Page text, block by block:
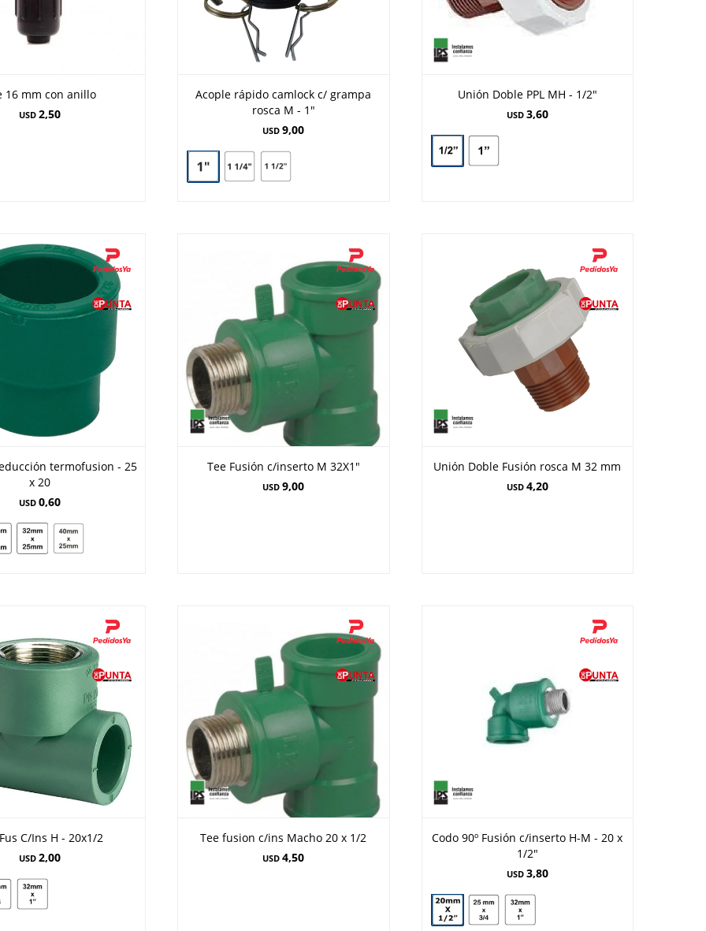
16 mm con anillo
USD 2,50
Acople rápido camlock c/ grampa
rosca M - 1"
USD 9,00
Unión Doble PPL MH - 1/2"
USD 3,60
termofusion - 25
x 20
USD 0,60
Tee Fusión c/inserto M 32X1"
USD 9,00
Unión Doble Fusión rosca M 32 mm
USD 4,20
C/Ins H - 20x1/2
USD 2,00
Tee fusion c/ins Macho 20 x 1/2
USD 4,50
Codo 90º Fusión c/inserto H-M - 20 x
1/2"
USD 3,80